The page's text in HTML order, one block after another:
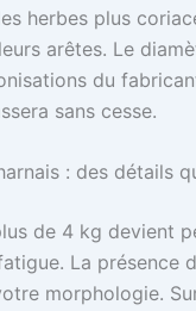
herbes plus
arêtes. Le
du
sans cesse.
: des détails
de 4 kg devient
La présence
morphologie.